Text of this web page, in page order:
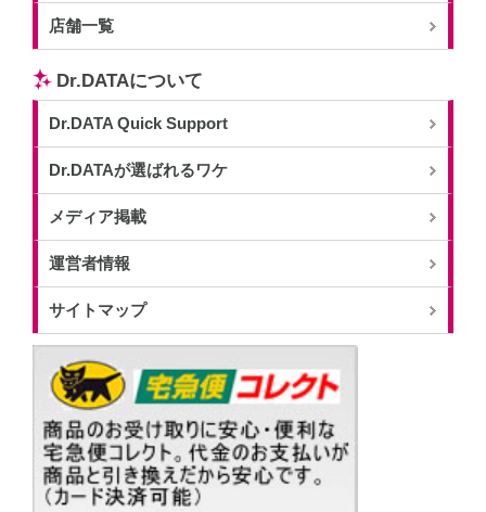
店舗一覧
Dr.DATAについて
Dr.DATA Quick Support
Dr.DATAが選ばれるワケ
メディア掲載
運営者情報
サイトマップ